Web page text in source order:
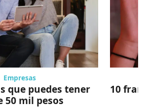
Empresas
que puedes tener
50 mil pesos
10